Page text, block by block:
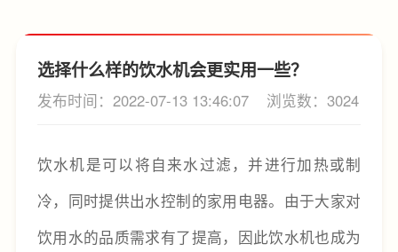
选择什么样的饮水机会更实用一些？
发布时间：2022-07-13 13:46:07 浏览数：3024
饮水机是可以将自来水过滤，并进行加热或制
冷，同时提供出水控制的家用电器。由于大家对
饮用水的品质需求有了提高，因此饮水机也成为